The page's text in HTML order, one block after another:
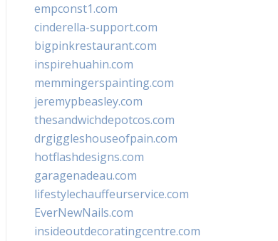
empconst1.com
cinderella-support.com
bigpinkrestaurant.com
inspirehuahin.com
memmingerspainting.com
jeremypbeasley.com
thesandwichdepotcos.com
drgiggleshouseofpain.com
hotflashdesigns.com
garagenadeau.com
lifestylechauffeurservice.com
EverNewNails.com
insideoutdecoratingcentre.com